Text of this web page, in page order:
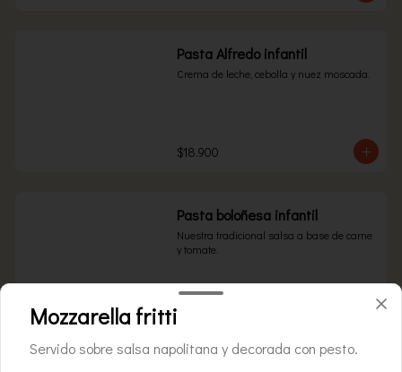
Pasta Alfredo infantil
Crema de leche, cebolla y nuez moscada.
$18.900
Pasta boloñesa infantil
Nuestra tradicional salsa a base de carne
y tomate.
$24.900
Mozzarella fritti
Servido sobre salsa napolitana y decorada con pesto.